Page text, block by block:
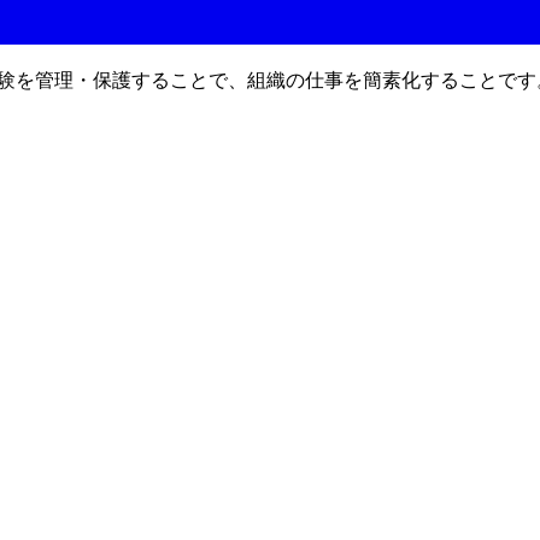
を管理・保護することで、組織の仕事を簡素化することです